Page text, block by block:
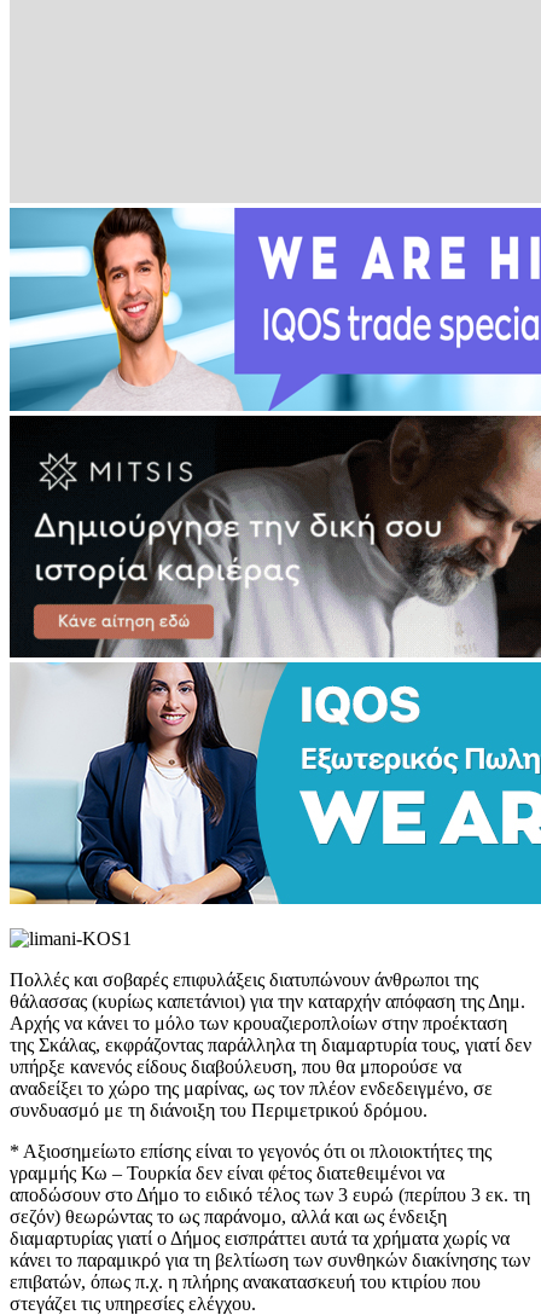
Πολλές και σοβαρές επιφυλάξεις διατυπώνουν άνθρωποι της
θάλασσας (κυρίως καπετάνιοι) για την καταρχήν απόφαση της Δημ.
Αρχής να κάνει το μόλο των κρουαζιεροπλοίων στην προέκταση
της Σκάλας, εκφράζοντας παράλληλα τη διαμαρτυρία τους, γιατί δεν
υπήρξε κανενός είδους διαβούλευση, που θα μπορούσε να
αναδείξει το χώρο της μαρίνας, ως τον πλέον ενδεδειγμένο, σε
συνδυασμό με τη διάνοιξη του Περιμετρικού δρόμου.
* Αξιοσημείωτο επίσης είναι το γεγονός ότι οι πλοιοκτήτες της
γραμμής Κω – Τουρκία δεν είναι φέτος διατεθειμένοι να
αποδώσουν στο Δήμο το ειδικό τέλος των 3 ευρώ (περίπου 3 εκ. τη
σεζόν) θεωρώντας το ως παράνομο, αλλά και ως ένδειξη
διαμαρτυρίας γιατί ο Δήμος εισπράττει αυτά τα χρήματα χωρίς να
κάνει το παραμικρό για τη βελτίωση των συνθηκών διακίνησης των
επιβατών, όπως π.χ. η πλήρης ανακατασκευή του κτιρίου που
στεγάζει τις υπηρεσίες ελέγχου.